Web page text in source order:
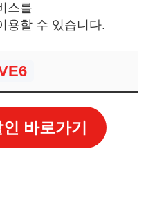
스를
용할 수 있습니다.
바로가기